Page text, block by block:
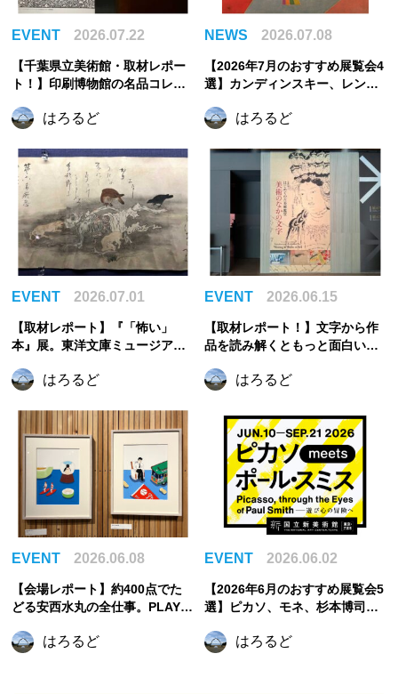
EVENT 2026.07.22
【千葉県立美術館・取材レポー
ト！】印刷博物館の名品コレク
世界
はろるど
NEWS 2026.07.08
【2026年7月のおすすめ展覧会4
選】カンディンスキー、レンブ
つわの美へ。夏に訪れたい注目
はろるど
EVENT 2026.07.01
【取材レポート】『「怖い」
本』展。東洋文庫ミュージアム
い」
はろるど
EVENT 2026.06.15
【取材レポート！】文字から作
品を読み解くともっと面白い。
のなかの文字―』｜根津美術館
はろるど
EVENT 2026.06.08
【会場レポート】約400点でた
どる安西水丸の全仕事。PLAY!
中！【東京立川】
はろるど
EVENT 2026.06.02
【2026年6月のおすすめ展覧会5
選】ピカソ、モネ、杉本博司か
注目展覧会
はろるど